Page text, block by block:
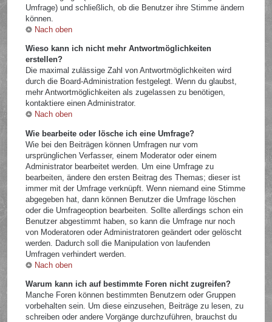
Umfrage) und schließlich, ob die Benutzer ihre Stimme ändern
können.
Nach oben
Wieso kann ich nicht mehr Antwortmöglichkeiten
erstellen?
Die maximal zulässige Zahl von Antwortmöglichkeiten wird
durch die Board-Administration festgelegt. Wenn du glaubst,
mehr Antwortmöglichkeiten als zugelassen zu benötigen,
kontaktiere einen Administrator.
Nach oben
Wie bearbeite oder lösche ich eine Umfrage?
Wie bei den Beiträgen können Umfragen nur vom
ursprünglichen Verfasser, einem Moderator oder einem
Administrator bearbeitet werden. Um eine Umfrage zu
bearbeiten, ändere den ersten Beitrag des Themas; dieser ist
immer mit der Umfrage verknüpft. Wenn niemand eine Stimme
abgegeben hat, dann können Benutzer die Umfrage löschen
oder die Umfrageoption bearbeiten. Sollte allerdings schon ein
Benutzer abgestimmt haben, so kann die Umfrage nur noch
von Moderatoren oder Administratoren geändert oder gelöscht
werden. Dadurch soll die Manipulation von laufenden
Umfragen verhindert werden.
Nach oben
Warum kann ich auf bestimmte Foren nicht zugreifen?
Manche Foren können bestimmten Benutzern oder Gruppen
vorbehalten sein. Um diese einzusehen, Beiträge zu lesen, zu
schreiben oder andere Vorgänge durchzuführen, brauchst du